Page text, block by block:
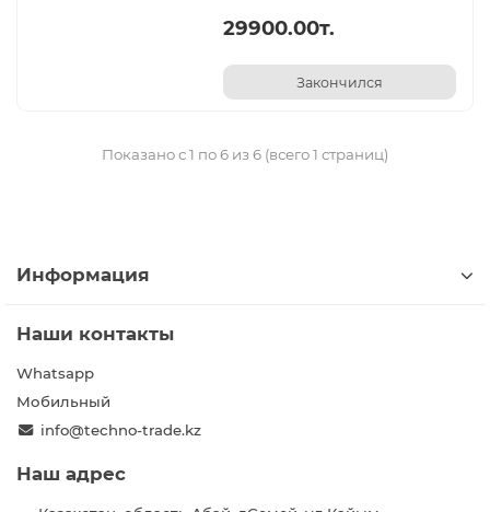
29900.00т.
Закончился
Показано с 1 по 6 из 6 (всего 1 страниц)
Информация
Наши контакты
Whatsapp
Мобильный
info@techno-trade.kz
Наш адрес